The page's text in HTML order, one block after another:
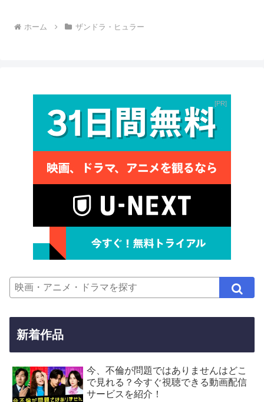
ホーム ザンドラ・ヒュラー
PR
新着作品
今、不倫が問題ではありませんはどこ
で見れる？今すぐ視聴できる動画配信
サービスを紹介！